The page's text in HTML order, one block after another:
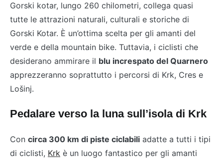
Gorski kotar, lungo 260 chilometri, collega quasi
tutte le attrazioni naturali, culturali e storiche di
Gorski Kotar. È un’ottima scelta per gli amanti del
verde e della mountain bike. Tuttavia, i ciclisti che
desiderano ammirare il blu increspato del Quarnero
apprezzeranno soprattutto i percorsi di Krk, Cres e
Lošinj.
Pedalare verso la luna sull’isola di Krk
Con circa 300 km di piste ciclabili adatte a tutti i tipi
di ciclisti, Krk è un luogo fantastico per gli amanti